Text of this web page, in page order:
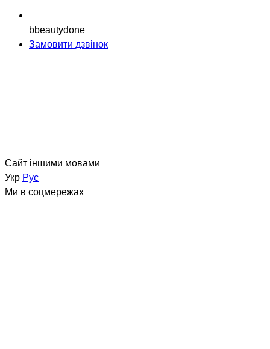
bbeautydone
Замовити дзвінок
Сайт іншими мовами
Укр Рус
Ми в соцмережах